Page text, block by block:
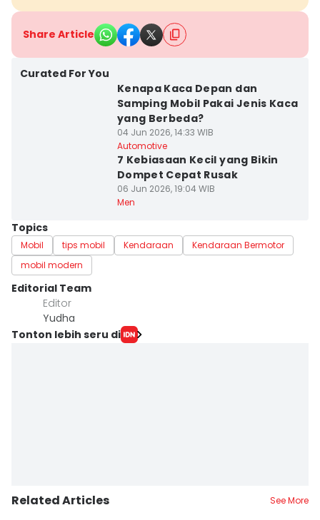
Share Article
Curated For You
Kenapa Kaca Depan dan
Samping Mobil Pakai Jenis Kaca
yang Berbeda?
04 Jun 2026, 14:33 WIB
Automotive
7 Kebiasaan Kecil yang Bikin
Dompet Cepat Rusak
06 Jun 2026, 19:04 WIB
Men
Topics
Mobil tips mobil Kendaraan
Kendaraan Bermotor
mobil modern
Editorial Team
Editor
Yudha ‎
Tonton lebih seru di
Related Articles See More